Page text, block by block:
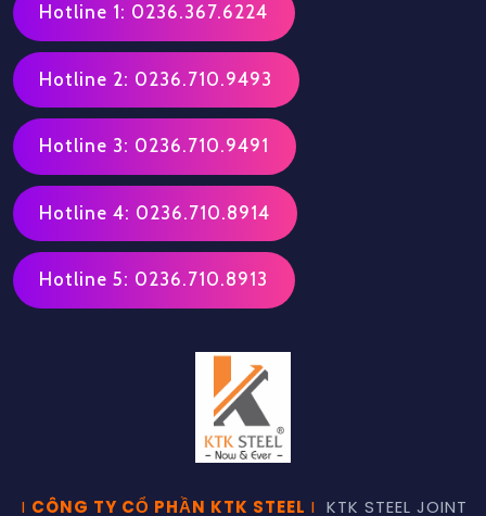
Hotline 1: 0236.367.6224
Hotline 2: 0236.710.9493
Hotline 3: 0236.710.9491
Hotline 4: 0236.710.8914
Hotline 5: 0236.710.8913
I CÔNG TY CỔ PHẦN KTK STEEL I KTK STEEL JOINT